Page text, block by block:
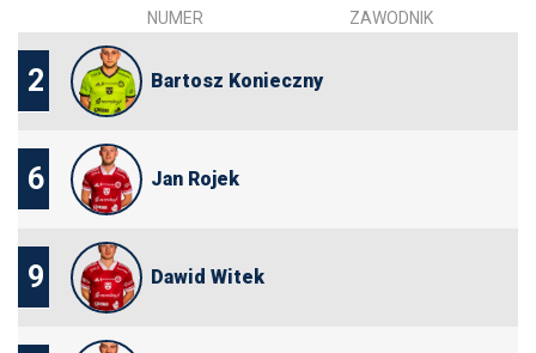
NUMER ZAWODNIK
2 Bartosz Konieczny
6 Jan Rojek
9 Dawid Witek